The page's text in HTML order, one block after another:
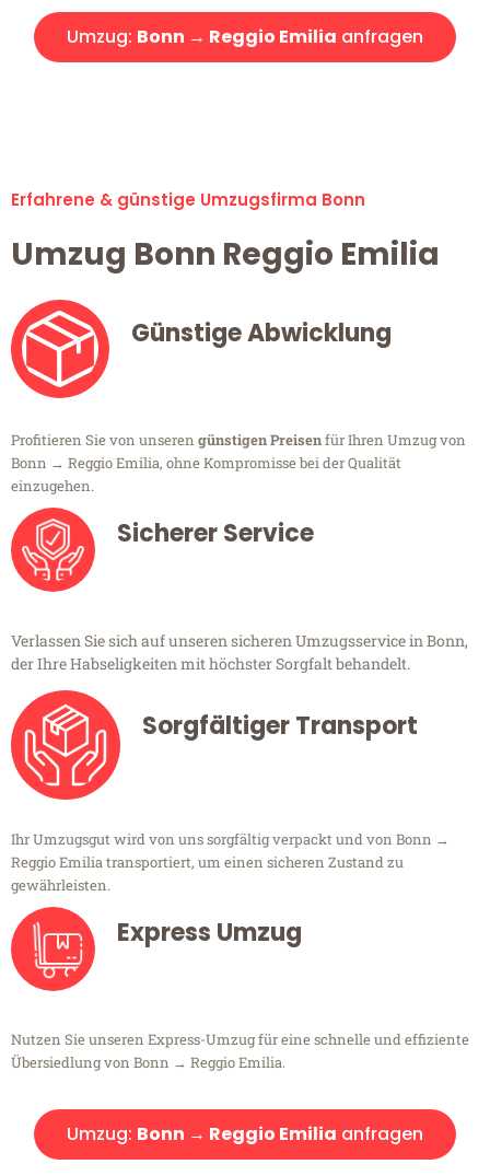
Umzug: Bonn → Reggio Emilia anfragen
Erfahrene & günstige Umzugsfirma Bonn
Umzug Bonn Reggio Emilia
Günstige Abwicklung
Profitieren Sie von unseren günstigen Preisenfür Ihren Umzug von
Bonn → Reggio Emilia, ohne Kompromisse bei der Qualität
einzugehen.
Sicherer Service
Verlassen Sie sich auf unseren sicheren Umzugsservice in Bonn,
der Ihre Habseligkeiten mit höchster Sorgfalt behandelt.
Sorgfältiger Transport
Ihr Umzugsgut wird von uns sorgfältig verpackt und von Bonn →
Reggio Emilia transportiert, um einen sicheren Zustand zu
gewährleisten.
Express Umzug
Nutzen Sie unseren Express-Umzug für eine schnelle und effiziente
Übersiedlung von Bonn → Reggio Emilia.
Umzug: Bonn → Reggio Emilia anfragen